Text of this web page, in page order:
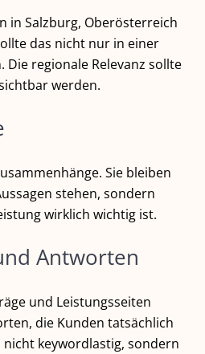
in Salzburg, Oberösterreich
das nicht nur in einer
Die regionale Relevanz sollte
werden.
Sie bleiben
stehen, sondern
wirklich wichtig ist.
Antworten
und Leistungsseiten
die Kunden tatsächlich
keywordlastig, sondern